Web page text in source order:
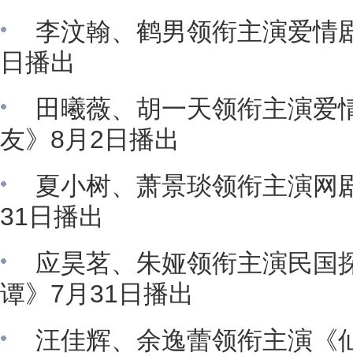
李汶翰、鹤男领衔主演爱情
日播出
田曦薇、胡一天领衔主演爱
友》8月2日播出
夏小树、萧景琰领衔主演网
31日播出
应昊茗、朱娅领衔主演民国
谭》7月31日播出
汪佳辉、余逸蕾领衔主演《